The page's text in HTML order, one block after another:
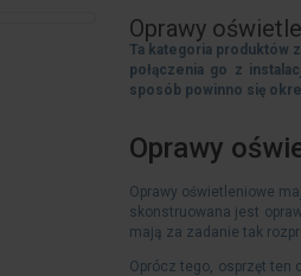
Oprawy
Ta kategoria produktów
połączenia go z
sposób powinno się
Oprawy
Oprawy oświetleniowe
skonstruowana jest
mają za zadanie tak
Oprócz tego, osprzęt ten